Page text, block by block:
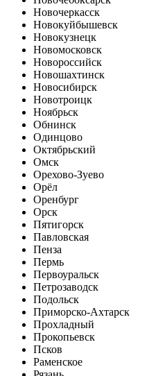
Новочеркасск
Новокуйбышевск
Новокузнецк
Новомосковск
Новороссийск
Новошахтинск
Новосибирск
Новотроицк
Ноябрьск
Обнинск
Одинцово
Октябрьский
Омск
Орехово-Зуево
Орёл
Оренбург
Орск
Пятигорск
Павловская
Пенза
Пермь
Первоуральск
Петрозаводск
Подольск
Приморско-Ахтарск
Прохладный
Прокопьевск
Псков
Раменское